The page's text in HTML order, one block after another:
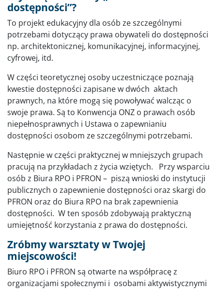
dostępności”?
To projekt edukacyjny dla osób ze szczególnymi
potrzebami dotyczący prawa obywateli do dostępności
np. architektonicznej, komunikacyjnej, informacyjnej,
cyfrowej, itd.
W części teoretycznej osoby uczestniczące poznają
kwestie dostępności zapisane w dwóch aktach
prawnych, na które mogą się powoływać walcząc o
swoje prawa. Są to Konwencja ONZ o prawach osób
niepełnosprawnych i Ustawa o zapewnianiu
dostępności osobom ze szczególnymi potrzebami.
Następnie w części praktycznej w mniejszych grupach
pracują na przykładach z życia wziętych. Przy wsparciu
osób z Biura RPO i PFRON – piszą wnioski do instytucji
publicznych o zapewnienie dostępności oraz skargi do
PFRON oraz do Biura RPO na brak zapewnienia
dostępności. W ten sposób zdobywają praktyczną
umiejętność korzystania z prawa do dostępności.
Zróbmy warsztaty w Twojej
miejscowości!
Biuro RPO i PFRON są otwarte na współpracę z
organizacjami społecznymi i osobami aktywistycznymi